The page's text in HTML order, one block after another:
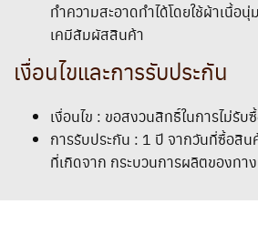
ทำความสะอาดทำได้โดยใช้ผ้าเนื้อนุ่
เคมีสัมผัสสินค้า
เงื่อนไขและการรับประกัน
เงื่อนไข : ขอสงวนสิทธิ์ในการไม่รั
การรับประกัน : 1 ปี จากวันที่ซื้อสิ
ที่เกิดจาก กระบวนการผลิตของทา